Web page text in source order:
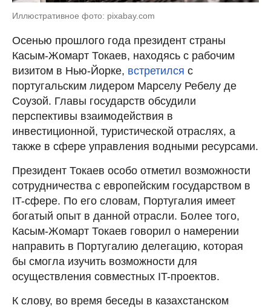
Иллюстративное фото: pixabay.com
Осенью прошлого года президент страны
Касым-Жомарт Токаев, находясь с рабочим
визитом в Нью-Йорке, встретился с
португальским лидером Марселу Ребелу де
Соузой. Главы государств обсудили
перспективы взаимодействия в
инвестиционной, туристической отраслях, а
также в сфере управления водными ресурсами.
Президент Токаев особо отметил возможности
сотрудничества с европейским государством в
IT-сфере. По его словам, Португалия имеет
богатый опыт в данной отрасли. Более того,
Касым-Жомарт Токаев говорил о намерении
направить в Португалию делегацию, которая
бы смогла изучить возможности для
осуществления совместных IT-проектов.
К слову, во время беседы в казахстанском